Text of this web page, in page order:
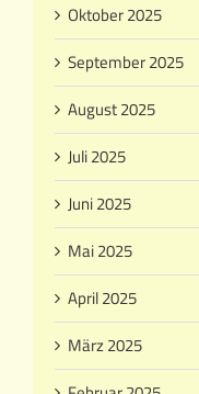
Oktober 2025
September 2025
August 2025
Juli 2025
Juni 2025
Mai 2025
April 2025
März 2025